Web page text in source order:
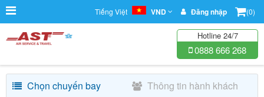
Tiếng Việt VND Đăng nhập (0)
Hotline 24/7
0888 666 268
Chọn chuyến bay
Thông tin hành khách